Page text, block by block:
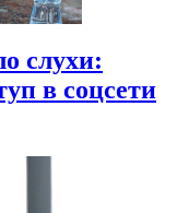
слухи:
в соцсети